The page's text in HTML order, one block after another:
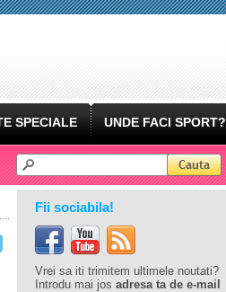
SPECIALE UNDE FACI SPORT?
Fii sociabila!
Vrei sa iti trimitem ultimele noutati?
Introdu mai jos adresa ta de e-mail